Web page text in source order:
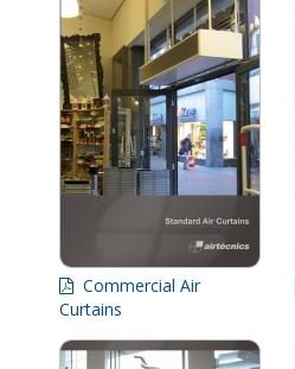
Commercial Air
Curtains